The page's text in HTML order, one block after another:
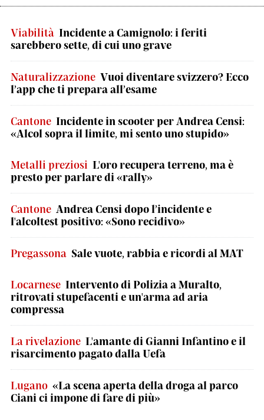
Viabilità Incidente a Camignolo: i feriti
sarebbero sette, di cui uno grave
Naturalizzazione Vuoi diventare svizzero? Ecco
l’app che ti prepara all’esame
Cantone Incidente in scooter per Andrea Censi:
«Alcol sopra il limite, mi sento uno stupido»
Metalli preziosi L'oro recupera terreno, ma è
presto per parlare di «rally»
Cantone Andrea Censi dopo l’incidente e
l'alcoltest positivo: «Sono recidivo»
Pregassona Sale vuote, rabbia e ricordi al MAT
Locarnese Intervento di Polizia a Muralto,
ritrovati stupefacenti e un'arma ad aria
compressa
La rivelazione L'amante di Gianni Infantino e il
risarcimento pagato dalla Uefa
Lugano «La scena aperta della droga al parco
Ciani ci impone di fare di più»